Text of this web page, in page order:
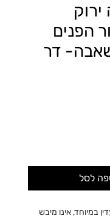
הפנים
דר
לסל
במיוחד, אינו מיבש